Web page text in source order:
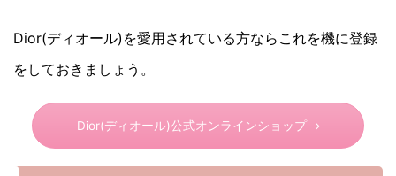
Dior(ディオール)を愛用されている方ならこれを機に登録
をしておきましょう。
Dior(ディオール)公式オンラインショップ